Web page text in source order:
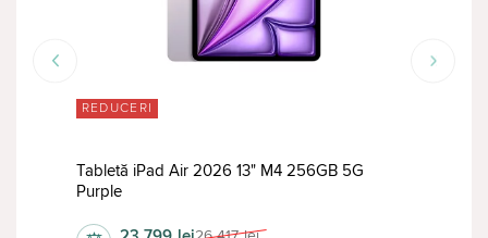
REDUCERI
Tabletă iPad Air 2026 13" M4 256GB 5G
Purple